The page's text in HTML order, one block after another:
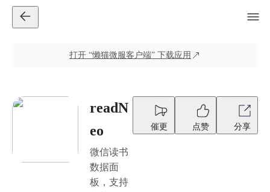
打开 “懒猫微服客户端” 下载应用
readN
eo
微信读书
数据面
板，支持
催更 点赞 分享